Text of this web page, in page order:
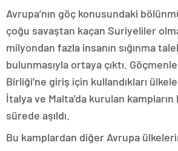
Avrupa’nın göç konusundaki
çoğu savaştan kaçan Suriyeliler
milyondan fazla insanın sığınma
bulunmasıyla ortaya çıktı.
Birliği’ne giriş için kullandıkları
İtalya ve Malta’da kurulan kampların
sürede aşıldı.
Bu kamplardan diğer Avrupa